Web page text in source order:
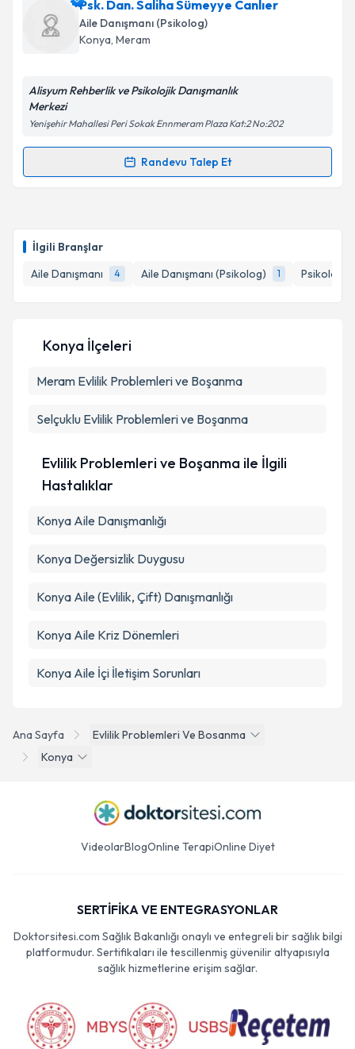
İlgili Branşlar
Aile Danışmanı
4 Aile Danışmanı (Psikolog) 1 Psikoloji
Psk. Dan. Saliha Sümeyye Canlıer
Aile Danışmanı (Psikolog)
Konya, Meram
Alisyum Rehberlik ve Psikolojik Danışmanlık
Merkezi
Yenişehir Mahallesi Peri Sokak Ennmeram Plaza Kat:2 No:202
Randevu Talep Et
Randevu Takvimi Talebi
almanız için bir takvim hazırlandığında e-posta ile
bilgilendireceğiz.
E-posta Adresiniz
Kişisel verilerimin işlenmesine ilişkin
kapsamda işlenmesini kabul ediyorum.
Takvim Talebini Gönder
Ana Sayfa
Evlilik Problemleri Ve Bosanma
Konya
Konya İlçeleri
Meram Evlilik Problemleri ve Boşanma
Selçuklu Evlilik Problemleri ve Boşanma
Evlilik Problemleri ve Boşanma ile İlgili
Hastalıklar
Konya Aile Danışmanlığı
Konya Değersizlik Duygusu
Konya Aile (Evlilik, Çift) Danışmanlığı
Konya Aile Kriz Dönemleri
Konya Aile İçi İletişim Sorunları
VideolarBlogOnline TerapiOnline Diyet
SERTİFİKA VE ENTEGRASYONLAR
Doktorsitesi.com Sağlık Bakanlığı onaylı ve entegreli bir sağlık bilgi
platformudur. Sertifikaları ile tescillenmiş güvenilir altyapısıyla
sağlık hizmetlerine erişim sağlar.